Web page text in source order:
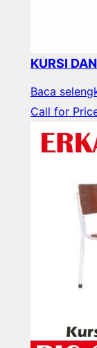
KURSI
Baca
Call for